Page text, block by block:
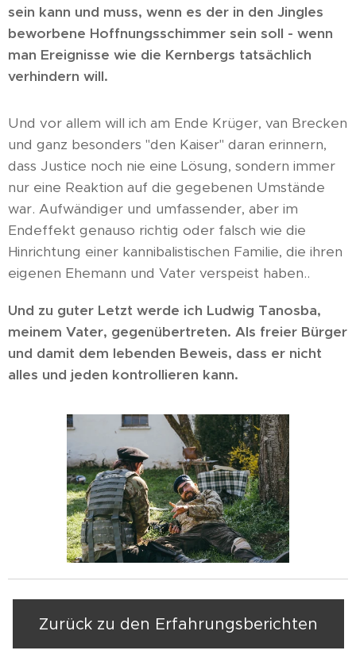
sein kann und muss, wenn es der in den Jingles
beworbene Hoffnungsschimmer sein soll - wenn
man Ereignisse wie die Kernbergs tatsächlich
verhindern will.
Und vor allem will ich am Ende Krüger, van Brecken
und ganz besonders "den Kaiser" daran erinnern,
dass Justice noch nie eine Lösung, sondern immer
nur eine Reaktion auf die gegebenen Umstände
war. Aufwändiger und umfassender, aber im
Endeffekt genauso richtig oder falsch wie die
Hinrichtung einer kannibalistischen Familie, die ihren
eigenen Ehemann und Vater verspeist haben..
Und zu guter Letzt werde ich Ludwig Tanosba,
meinem Vater, gegenübertreten. Als freier Bürger
und damit dem lebenden Beweis, dass er nicht
alles und jeden kontrollieren kann.
Zurück zu den Erfahrungsberichten